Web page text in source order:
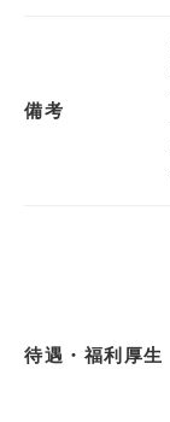
備考
待遇・福利厚生